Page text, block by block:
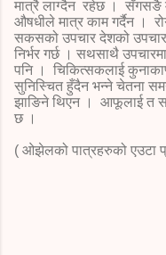
मात्रै लाग्दैन रहेछ । सँगसङै
औषधीले मात्र काम गर्दैन ।
सकसको उपचार देशको उपचार
निर्भर गर्छ । सथसाथै
पनि । चिकित्सकलाई
सुनिस्चित हुँदैन भन्ने चेतना
झाङिने थिएन । आफूलाई त
छ ।
( ओझेलको पात्रहरुको एउटा